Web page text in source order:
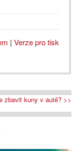
| Verze pro tisk
zbavit kuny v autě? >>